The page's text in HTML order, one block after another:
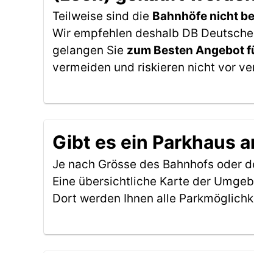
Teilweise sind die Bahnhöfe nicht
Wir empfehlen deshalb DB
gelangen Sie zum Besten Angebot
vermeiden und riskieren nicht vor
Gibt es ein Parkhaus
Je nach Grösse des Bahnhofs oder
Eine übersichtliche Karte der
Dort werden Ihnen alle